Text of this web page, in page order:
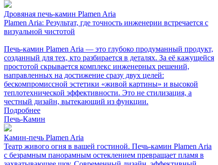
Дровяная печь-камин Plamen Aria
Plamen Aria: Результат, где точность инженерии встречается с
визуальной чистотой
Печь-камин Plamen Aria — это глубоко продуманный продукт,
созданный для тех, кто разбирается в деталях. За её кажущейся
простотой скрывается комплекс инженерных решений,
направленных на достижение сразу двух целей:
бескомпромиссной эстетики «живой картины» и высокой
теплотехнической эффективности. Это не стилизация, а
честный дизайн, вытекающий из функции.
Подробнее
Печь-Камин
Камин-печь Plamen Aria
Театр живого огня в вашей гостиной. Печь-камин Plamen Aria
с безрамным панорамным остеклением превращает пламя в